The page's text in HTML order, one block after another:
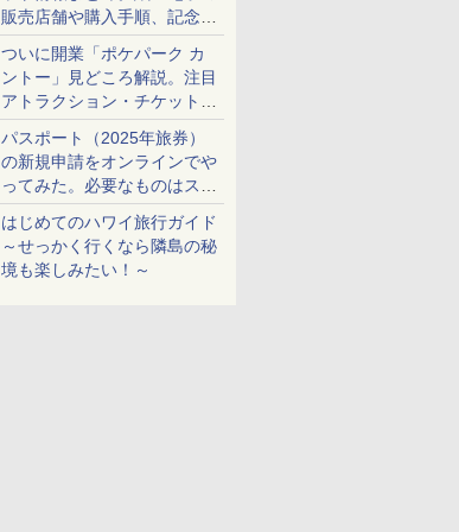
販売店舗や購入手順、記念チ
ケットも解説
ついに開業「ポケパーク カ
ントー」見どころ解説。注目
アトラクション・チケット手
配・来場前に必要な準備は？
パスポート（2025年旅券）
の新規申請をオンラインでや
ってみた。必要なものはスマ
ホとマイナカードのみ
はじめてのハワイ旅行ガイド
～せっかく行くなら隣島の秘
境も楽しみたい！～